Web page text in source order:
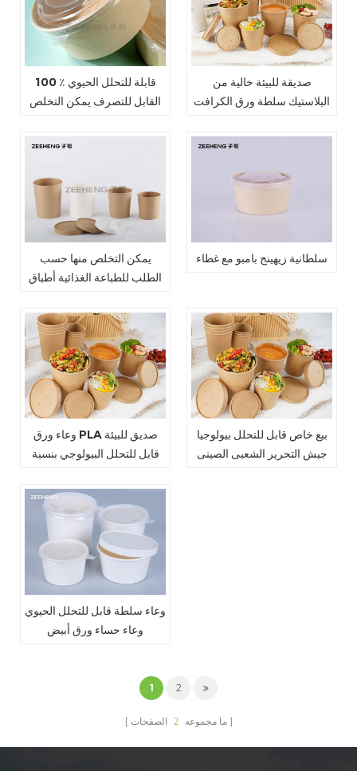
100 ٪ قابلة للتحلل الحيوي
القابل للتصرف يمكن التخلص
PLA ورقة الخيزران ورقة
صديقة للبيئة خالية من
البلاستيك سلطة ورق الكرافت
يمكن التخلص منها حسب
الطلب للطباعة الغذائية أطباق
الصينى
سلطانية زيهينج بامبو مع غطاء
وعاء ورق PLA صديق للبيئة
قابل للتحلل البيولوجي بنسبة
بيع خاص قابل للتحلل بيولوجيا
جيش التحرير الشعبى الصينى
وعاء سلطة قابل للتحلل الحيوي
وعاء حساء ورق أبيض
1 2
ما مجموعه 2 الصفحات